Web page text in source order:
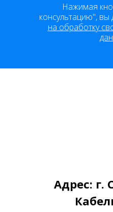
Нажимая
консультацию", вы
на обработку
Адрес: г.